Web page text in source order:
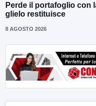
Perde il portafoglio con
glielo restituisce
8 AGOSTO 2026